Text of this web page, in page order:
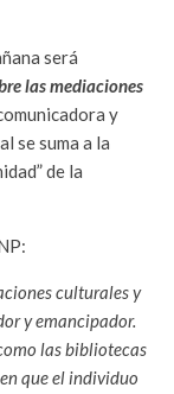
será
las mediaciones
y
se suma a la
de la
culturales y
y emancipador.
las bibliotecas
que el individuo